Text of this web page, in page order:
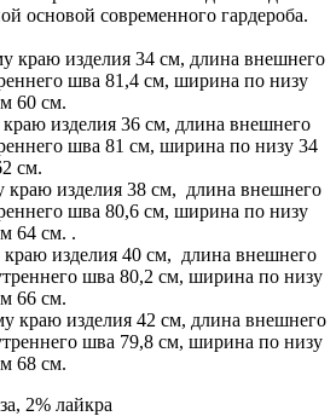
основой современного гардероба.
краю изделия 34 см, длина внешнего
шва 81,4 см, ширина по низу
60 см.
изделия 36 см, длина внешнего
шва 81 см, ширина по низу 34
см.
изделия 38 см, длина внешнего
шва 80,6 см, ширина по низу
64 см. .
изделия 40 см, длина внешнего
шва 80,2 см, ширина по низу
66 см.
краю изделия 42 см, длина внешнего
шва 79,8 см, ширина по низу
68 см.
2% лайкра